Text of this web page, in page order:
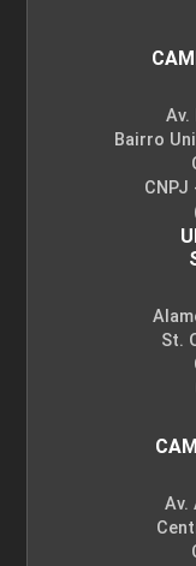
Av.
Bairro
CNPJ
St.
Av.